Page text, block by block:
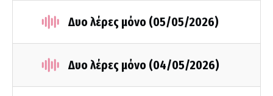
Δυο λέρες μόνο (05/05/2026)
Δυο λέρες μόνο (04/05/2026)